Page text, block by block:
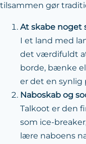
tilsammen gør
At skabe noget
I et land med
det værdifuldt
borde, bænke
er det en
Naboskab og
Talkoot er den
som ice-
lære naboens